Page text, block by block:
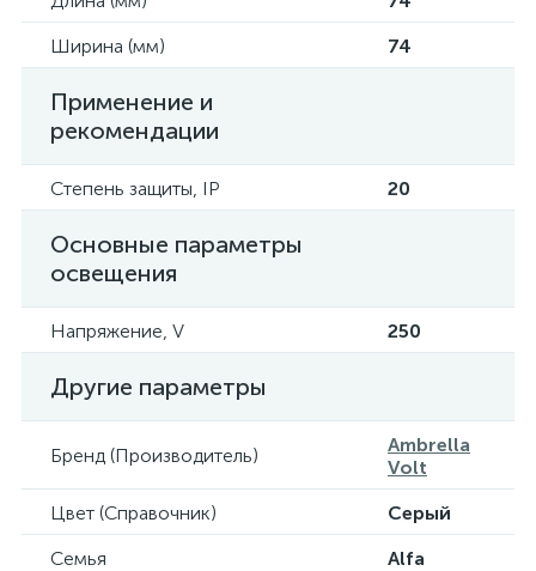
Ширина (мм)
74
Применение и
рекомендации
Степень защиты, IP 20
Основные параметры
освещения
Напряжение, V 250
Другие параметры
Бренд (Производитель)
Ambrella
Volt
Цвет (Справочник)
Серый
Семья
Alfa